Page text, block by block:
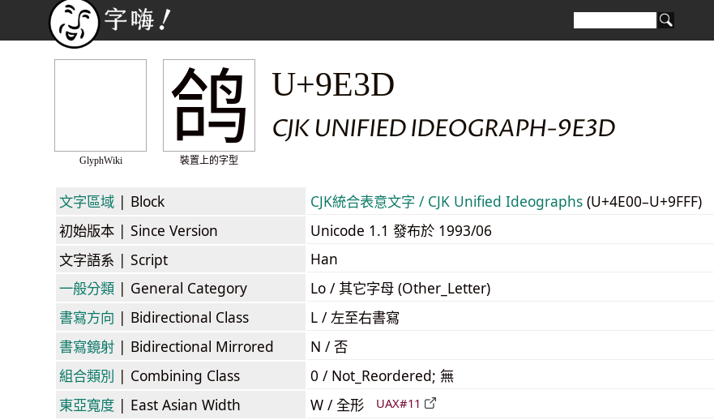
GlyphWiki
鸽
裝置上的字型
U+9E3D
CJK UNIFIED IDEOGRAPH-9E3D
文字區域 | Block CJK統合表意文字 / CJK Unified Ideographs (U+4E00–U+9FFF)
初始版本 | Since Version
Unicode 1.1 發布於 1993/06
文字語系 | Script
Han
一般分類 | General Category
Lo / 其它字母 (Other_Letter)
書寫方向 | Bidirectional Class
L / 左至右書寫
書寫鏡射 | Bidirectional Mirrored
N / 否
組合類別 | Combining Class
0 / Not_Reordered; 無
東亞寬度 | East Asian Width W / 全形 UAX#11